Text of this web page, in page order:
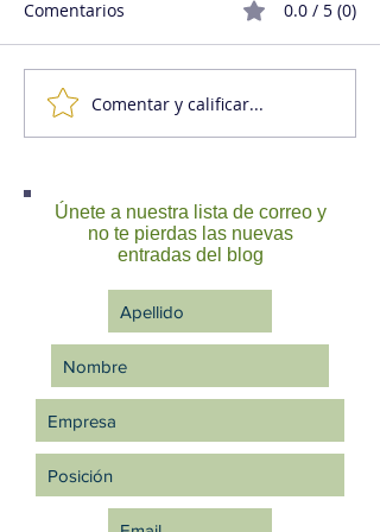
¿Qué tal eres pidiendo
ayuda?
Comentarios 0.0 / 5 (0)
Comentar y calificar...
Únete a nuestra lista de correo y
no te pierdas las nuevas
entradas del blog